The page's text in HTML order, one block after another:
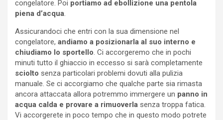
congelatore. Poi portiamo ad ebollizione una pentola
piena d’acqua.
Assicurandoci che entri con la sua dimensione nel
congelatore, andiamo a posizionarla al suo interno e
chiudiamo lo sportello. Ci accorgeremo che in pochi
minuti tutto il ghiaccio in eccesso si sarà completamente
sciolto senza particolari problemi dovuti alla pulizia
manuale. Se ci accorgiamo che qualche parte sia rimasta
ancora attaccata allora potremmo immergere un panno in
acqua calda e provare a rimuoverla senza troppa fatica.
Vi accorgerete in poco tempo che in questo modo potrete